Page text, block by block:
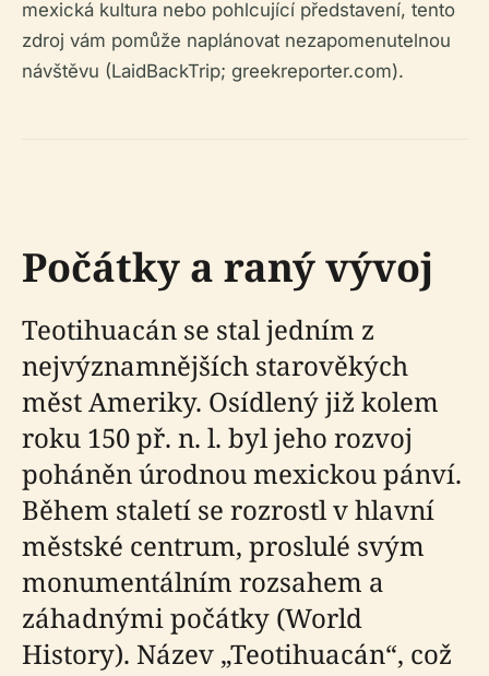
mexická kultura nebo pohlcující představení, tento
zdroj vám pomůže naplánovat nezapomenutelnou
návštěvu (LaidBackTrip; greekreporter.com).
Počátky a raný vývoj
Teotihuacán se stal jedním z
nejvýznamnějších starověkých
měst Ameriky. Osídlený již kolem
roku 150 př. n. l. byl jeho rozvoj
poháněn úrodnou mexickou pánví.
Během staletí se rozrostl v hlavní
městské centrum, proslulé svým
monumentálním rozsahem a
záhadnými počátky (World
History). Název „Teotihuacán“, což